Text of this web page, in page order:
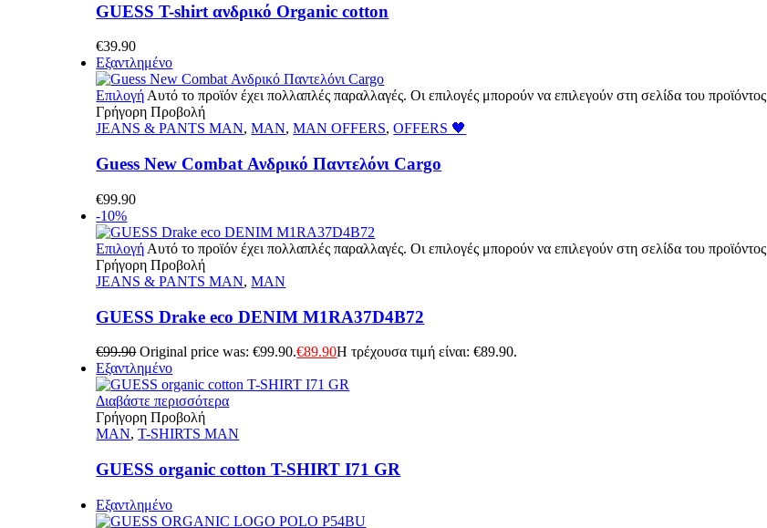
GUESS T-shirt ανδρικό Organic cotton
€39.90
Εξαντλημένο
Επιλογή Αυτό το προϊόν έχει πολλαπλές παραλλαγές. Οι επιλογές μπορούν να επιλεγούν στη σελίδα του προϊόντος
Γρήγορη Προβολή
JEANS & PANTS MAN,MAN,MAN OFFERS,OFFERS 🖤
Guess New Combat Ανδρικό Παντελόνι Cargo
€99.90
-10%
Επιλογή Αυτό το προϊόν έχει πολλαπλές παραλλαγές. Οι επιλογές μπορούν να επιλεγούν στη σελίδα του προϊόντος
Γρήγορη Προβολή
JEANS & PANTS MAN,MAN
GUESS Drake eco DENIM M1RA37D4B72
€99.90 Original price was: €99.90.€89.90Η τρέχουσα τιμή είναι: €89.90.
Εξαντλημένο
Διαβάστε περισσότερα
Γρήγορη Προβολή
MAN,T-SHIRTS MAN
GUESS organic cotton T-SHIRT I71 GR
Εξαντλημένο